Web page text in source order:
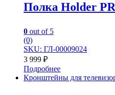
Полка Holder
0 out of 5
(0)
SKU: ГЛ-00009024
3 999 ₽
Подробнее
Кронштейны для